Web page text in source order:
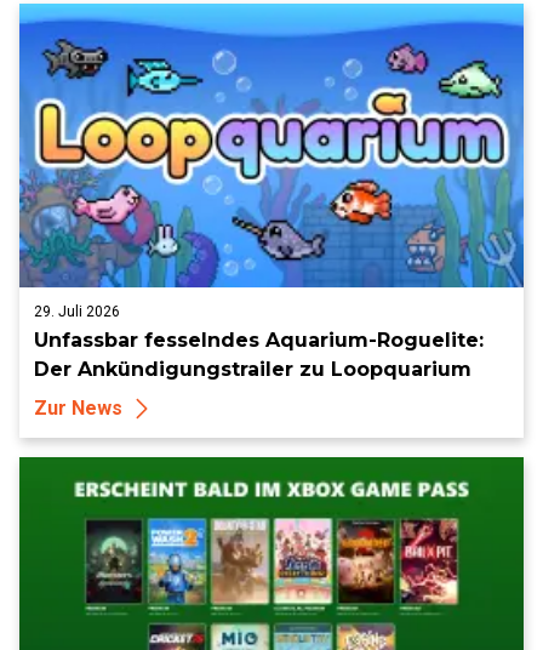
29. Juli 2026
Unfassbar fesselndes Aquarium-Roguelite:
Der Ankündigungstrailer zu Loopquarium
Zur News